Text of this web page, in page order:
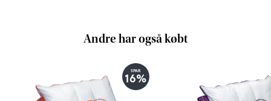
Andre har også købt
SPAR
16%